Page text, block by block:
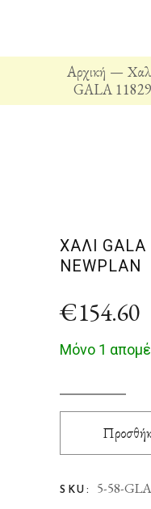
Αρχική
GALA
ΧΑΛΙ
NEWPLAN
€154.60
Μόνο 1
SKU: 5-58-